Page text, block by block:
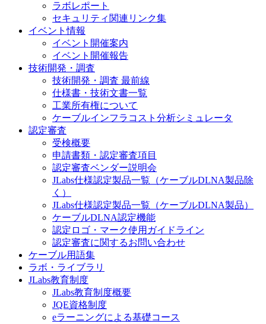
ラボレポート
セキュリティ関連リンク集
イベント情報
イベント開催案内
イベント開催報告
技術開発・調査
技術開発・調査 最前線
仕様書・技術文書一覧
工業所有権について
ケーブルインフラコスト分析シミュレータ
認定審査
受検概要
申請書類・認定審査項目
認定審査ベンダー説明会
JLabs仕様認定製品一覧（ケーブルDLNA製品除
く）
JLabs仕様認定製品一覧（ケーブルDLNA製品）
ケーブルDLNA認定機能
認定ロゴ・マーク使用ガイドライン
認定審査に関するお問い合わせ
ケーブル用語集
ラボ・ライブラリ
JLabs教育制度
JLabs教育制度概要
JQE資格制度
eラーニングによる基礎コース